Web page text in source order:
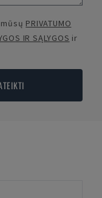
PRIVATUMO
IR SĄLYGOS ir